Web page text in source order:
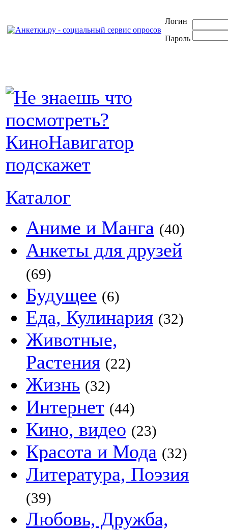
Логин
Пароль
Каталог
Аниме и Манга (40)
Анкеты для друзей
(69)
Будущее (6)
Еда, Кулинария (32)
Животные,
Растения (22)
Жизнь (32)
Интернет (44)
Кино, видео (23)
Красота и Мода (32)
Литература, Поэзия
(39)
Любовь, Дружба,